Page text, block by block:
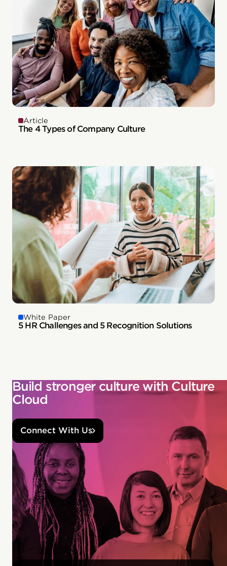
Article
The 4 Types of Company Culture
White Paper
5 HR Challenges and 5 Recognition Solutions
Build stronger culture with Culture
Cloud
Connect With Us